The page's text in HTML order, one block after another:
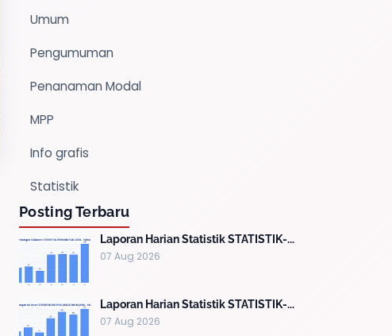
Umum
Pengumuman
Penanaman Modal
MPP
Info grafis
Statistik
Posting Terbaru
Laporan Harian Statistik STATISTIK-...
07 Aug 2026
Laporan Harian Statistik STATISTIK-...
07 Aug 2026